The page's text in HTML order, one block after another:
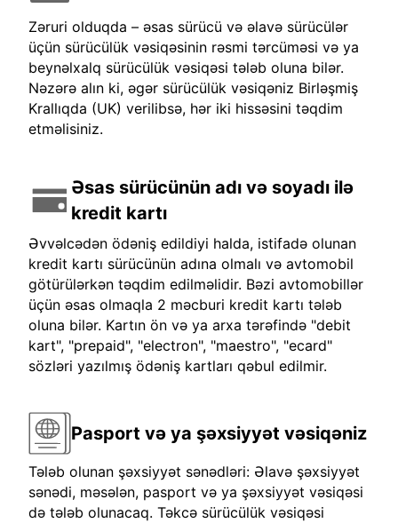
Zəruri olduqda – əsas sürücü və əlavə sürücülər
üçün sürücülük vəsiqəsinin rəsmi tərcüməsi və ya
beynəlxalq sürücülük vəsiqəsi tələb oluna bilər.
Nəzərə alın ki, əgər sürücülük vəsiqəniz Birləşmiş
Krallıqda (UK) verilibsə, hər iki hissəsini təqdim
etməlisiniz.
Əsas sürücünün adı və soyadı ilə
kredit kartı
Əvvəlcədən ödəniş edildiyi halda, istifadə olunan
kredit kartı sürücünün adına olmalı və avtomobil
götürülərkən təqdim edilməlidir. Bəzi avtomobillər
üçün əsas olmaqla 2 məcburi kredit kartı tələb
oluna bilər. Kartın ön və ya arxa tərəfində "debit
kart", "prepaid", "electron", "maestro", "ecard"
sözləri yazılmış ödəniş kartları qəbul edilmir.
Pasport və ya şəxsiyyət vəsiqəniz
Tələb olunan şəxsiyyət sənədləri: Əlavə şəxsiyyət
sənədi, məsələn, pasport və ya şəxsiyyət vəsiqəsi
də tələb olunacaq. Təkcə sürücülük vəsiqəsi